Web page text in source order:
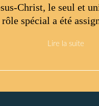
Christ, le seul et
spécial a été
Lire la suite